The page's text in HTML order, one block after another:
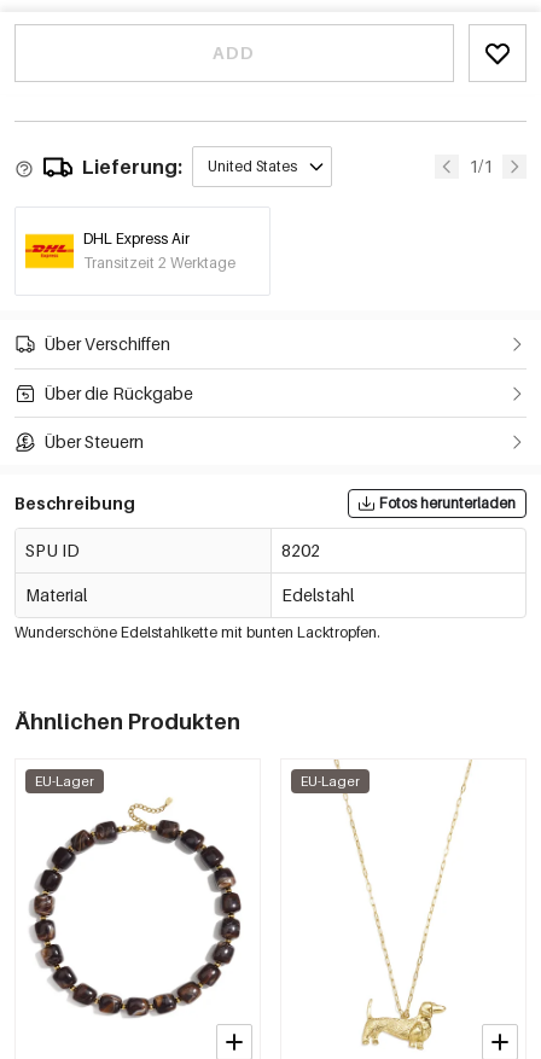
ADD
Lieferung: United States 1/1
DHL Express Air
Transitzeit 2 Werktage
Über Verschiffen
Über die Rückgabe
Über Steuern
Beschreibung Fotos herunterladen
SPU ID 8202
Material Edelstahl
Wunderschöne Edelstahlkette mit bunten Lacktropfen.
Ähnlichen Produkten
EU-Lager EU-Lager